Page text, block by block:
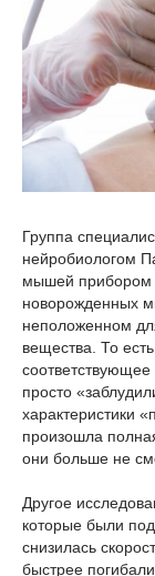
Группа
нейробиологом
мышей прибором
новорожденных
неположенном
вещества. То
соответствующее
просто
характеристики
произошла
они больше не
Другое
которые были
снизилась
быстрее